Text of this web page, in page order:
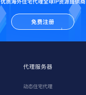
优质海外住宅代理全球IP资源提供商
免费注册
代理服务器
动态住宅代理